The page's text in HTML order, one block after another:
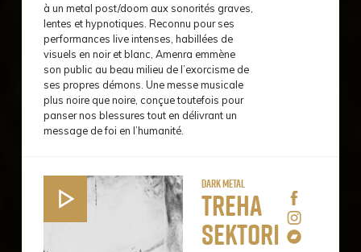
à un metal post/doom aux sonorités graves,
lentes et hypnotiques. Reconnu pour ses
performances live intenses, habillées de
visuels en noir et blanc, Amenra emmène
son public au beau milieu de l’exorcisme de
ses propres démons. Une messe musicale
plus noire que noire, conçue toutefois pour
panser nos blessures tout en délivrant un
message de foi en l’humanité.
Dark Metal
Treha
Sektori